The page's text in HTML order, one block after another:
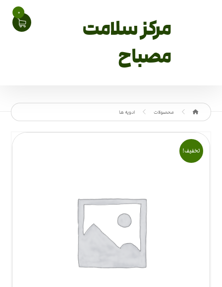
مرکز سلامت
مصباح
0
محصولات ادویه ها
تخفیف!